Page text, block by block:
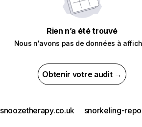
Rien n’a été trouvé
Nous n'avons pas de données à
Obtenir votre audit →
snoozetherapy.co.uk snorkeling-